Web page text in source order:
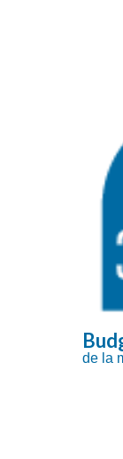
de la